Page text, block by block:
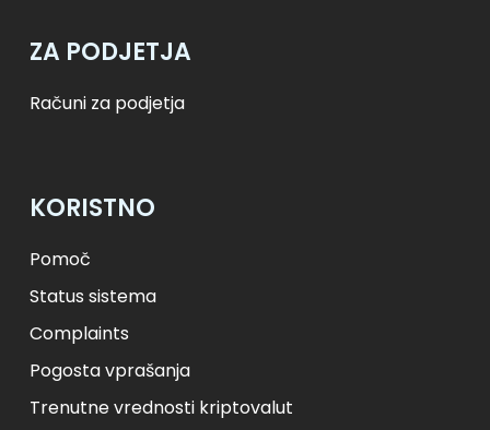
ZA PODJETJA
Računi za podjetja
KORISTNO
Pomoč
Status sistema
Complaints
Pogosta vprašanja
Trenutne vrednosti kriptovalut